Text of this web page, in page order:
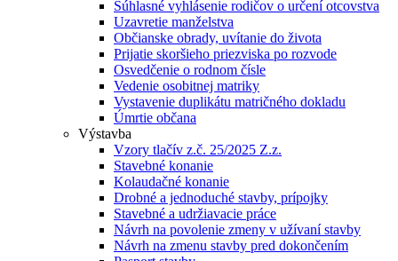
Súhlasné vyhlásenie rodičov o určení otcovstva
Uzavretie manželstva
Občianske obrady, uvítanie do života
Prijatie skoršieho priezviska po rozvode
Osvedčenie o rodnom čísle
Vedenie osobitnej matriky
Vystavenie duplikátu matričného dokladu
Úmrtie občana
Výstavba
Vzory tlačív z.č. 25/2025 Z.z.
Stavebné konanie
Kolaudačné konanie
Drobné a jednoduché stavby, prípojky
Stavebné a udržiavacie práce
Návrh na povolenie zmeny v užívaní stavby
Návrh na zmenu stavby pred dokončením